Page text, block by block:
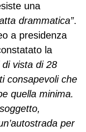
una
drammatica”.
a presidenza
la
vista di 28
consapevoli che
quella minima.
per